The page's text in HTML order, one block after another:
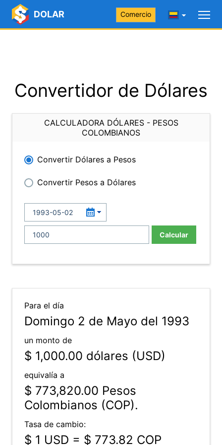
DOLAR Comercio
Convertidor de Dólares
CALCULADORA DÓLARES - PESOS
COLOMBIANOS
Convertir Dólares a Pesos
Convertir Pesos a Dólares
Calcular
Para el día
Domingo 2 de Mayo del 1993
un monto de
$ 1,000.00 dólares (USD)
equivalía a
$ 773,820.00 Pesos
Colombianos (COP).
Tasa de cambio:
$ 1 USD = $ 773.82 COP